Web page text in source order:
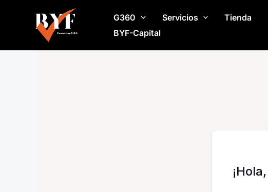
contenido
G360 Servicios Tienda
BYF-Capital